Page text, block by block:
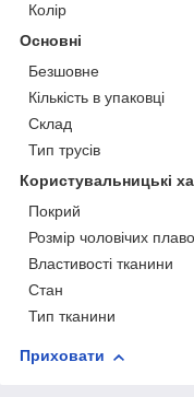
Колір
Основні
Безшовне
Кількість в упаковці
Склад
Тип трусів
Користувальницькі
Покрий
Розмір чоловічих
Властивості тканини
Стан
Тип тканини
Приховати